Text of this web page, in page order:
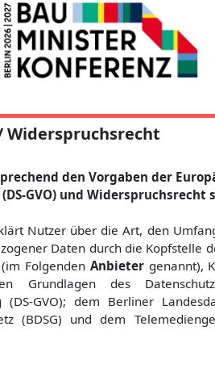
den Vorgaben der
GVO) und Widerspruchsrecht
Nutzer über die Art, den
Daten durch die Kopfstelle
Folgenden Anbietergenannt),
Grundlagen des
(DS-GVO); dem Berliner
(BDSG) und dem